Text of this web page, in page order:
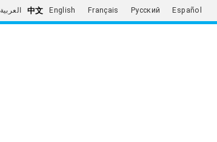
العربية 中文 English Français Русский Español